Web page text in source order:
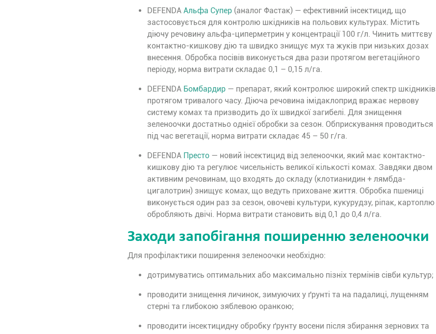
DEFENDA Альфа Супер(аналог Фастак) — ефективний інсектицид, що
застосовується для контролю шкідників на польових культурах. Містить
діючу речовину альфа-циперметрин у концентрації 100 г/л. Чинить миттєву
контактно-кишкову дію та швидко знищує мух та жуків при низьких дозах
внесення. Обробка посівів виконується два рази протягом вегетаційного
періоду, норма витрати складає 0,1 – 0,15 л/га.
DEFENDA Бомбардир — препарат, який контролює широкий спектр шкідників
протягом тривалого часу. Діюча речовина імідаклоприд вражає нервову
систему комах та призводить до їх швидкої загибелі. Для знищення
зеленоочки достатньо однієї обробки за сезон. Обприскування проводиться
під час вегетації, норма витрати складає 45 – 50 г/га.
DEFENDA Престо — новий інсектицид від зеленоочки, який має контактно-
кишкову дію та регулює чисельність великої кількості комах. Завдяки двом
активним речовинам, що входять до складу (клотианидин + лямбда-
цигалотрин) знищує комах, що ведуть приховане життя. Обробка пшениці
виконується один раз за сезон, овочеві культури, кукурудзу, ріпак, картоплю
обробляють двічі. Норма витрати становить від 0,1 до 0,4 л/га.
Заходи запобігання поширенню зеленоочки
Для профілактики поширення зеленоочки необхідно:
дотримуватись оптимальних або максимально пізніх термінів сівби культур;
проводити знищення личинок, зимуючих у ґрунті та на падалиці, лущенням
стерні та глибокою зяблевою оранкою;
проводити інсектицидну обробку ґрунту восени після збирання зернових та